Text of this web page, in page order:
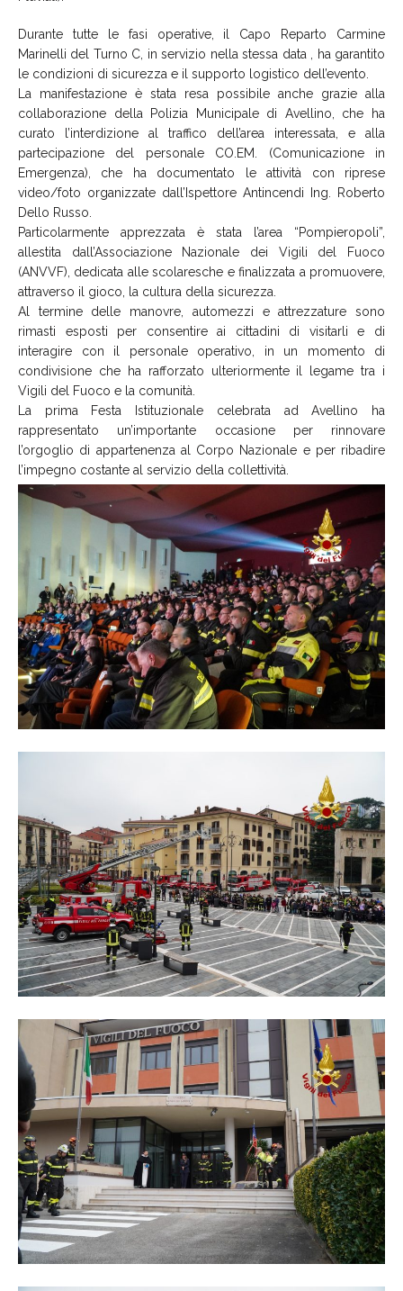
Durante tutte le fasi operative, il Capo Reparto Carmine
Marinelli del Turno C, in servizio nella stessa data , ha garantito
le condizioni di sicurezza e il supporto logistico dell’evento.
La manifestazione è stata resa possibile anche grazie alla
collaborazione della Polizia Municipale di Avellino, che ha
curato l’interdizione al traffico dell’area interessata, e alla
partecipazione del personale CO.EM. (Comunicazione in
Emergenza), che ha documentato le attività con riprese
video/foto organizzate dall’Ispettore Antincendi Ing. Roberto
Dello Russo.
Particolarmente apprezzata è stata l’area “Pompieropoli”,
allestita dall’Associazione Nazionale dei Vigili del Fuoco
(ANVVF), dedicata alle scolaresche e finalizzata a promuovere,
attraverso il gioco, la cultura della sicurezza.
Al termine delle manovre, automezzi e attrezzature sono
rimasti esposti per consentire ai cittadini di visitarli e di
interagire con il personale operativo, in un momento di
condivisione che ha rafforzato ulteriormente il legame tra i
Vigili del Fuoco e la comunità.
La prima Festa Istituzionale celebrata ad Avellino ha
rappresentato un’importante occasione per rinnovare
l’orgoglio di appartenenza al Corpo Nazionale e per ribadire
l’impegno costante al servizio della collettività.